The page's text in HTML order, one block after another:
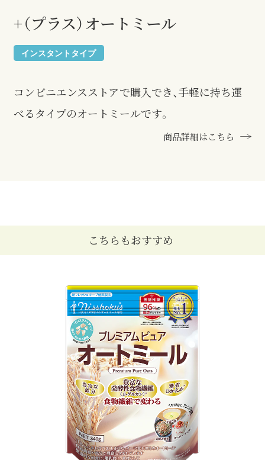
+（プラス）オートミール
インスタントタイプ
コンビニエンスストアで購入でき、手軽に持ち運
べるタイプのオートミールです。
商品詳細はこちら
こちらもおすすめ